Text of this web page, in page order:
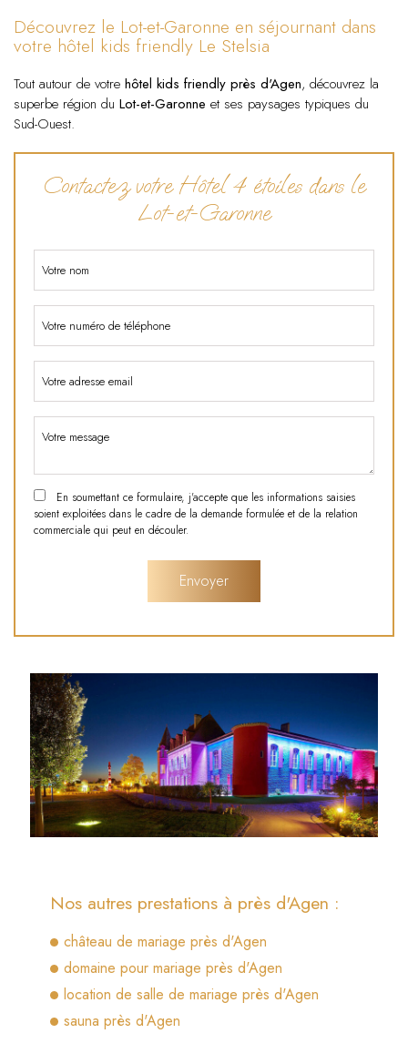
Découvrez le Lot-et-Garonne en séjournant dans
votre hôtel kids friendly Le Stelsia
Tout autour de votre hôtel kids friendly près d'Agen, découvrez la
superbe région du Lot-et-Garonne et ses paysages typiques du
Sud-Ouest.
Contactez votre Hôtel 4 étoiles dans le
Lot-et-Garonne
En soumettant ce formulaire, j'accepte que les informations saisies
soient exploitées dans le cadre de la demande formulée et de la relation
commerciale qui peut en découler.
Nos autres prestations à près d'Agen :
château de mariage près d'Agen
domaine pour mariage près d'Agen
location de salle de mariage près d'Agen
sauna près d'Agen